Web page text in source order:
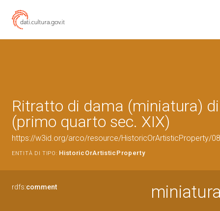
Ritratto di dama (miniatura)
(primo quarto sec. XIX)
https://w3id.org/arco/resource/HistoricOrArtisticProperty/
ENTITÀ DI TIPO: HistoricOrArtisticProperty
rdfs:comment